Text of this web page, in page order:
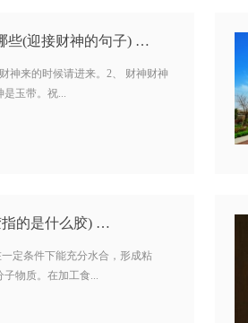
些(迎接财神的句子) …
神来的时候请进来。2、 财神财神
是玉带。祝...
指的是什么胶) …
定条件下能充分水合，形成粘
物质。在加工食...